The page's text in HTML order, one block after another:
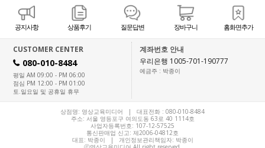
공지사항 상품후기 질문답변 장바구니 홈화면추가
CUSTOMER CENTER
H 080-010-8484
평일 AM 09:00 - PM 06:00
점심 PM 12:00 - PM 01:00
토.일요일 및 공휴일 휴무
계좌번호 안내
우리은행 1005-701-190777
예금주 : 박종이
상점명: 영상교육미디어 | 대표전화 : 080-010-8484
주소: 서울 영등포구 여의도동 63로 40 1114호
사업자등록번호: 107-12-57525
통신판매업 신고: 제2006-04812호
대표: 박종이 | 개인정보관리책임자: 박종이